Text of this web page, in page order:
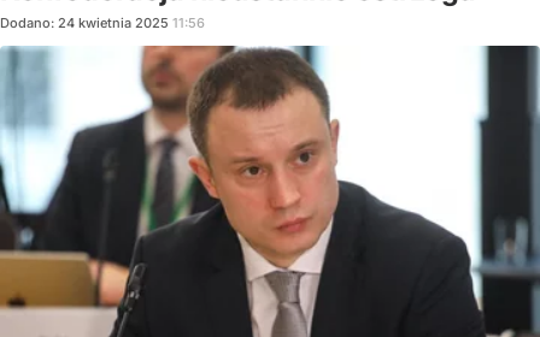
Dodano: 24 kwietnia 2025 11:56